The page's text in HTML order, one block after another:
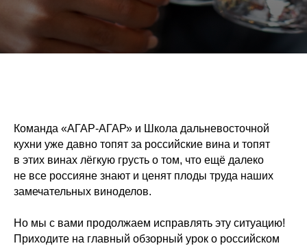
Команда «АГАР-АГАР» и Школа дальневосточной
кухни уже давно топят за российские вина и топят
в этих винах лёгкую грусть о том, что ещё далеко
не все россияне знают и ценят плоды труда наших
замечательных виноделов.
Но мы с вами продолжаем исправлять эту ситуацию!
Приходите на главный обзорный урок о российском